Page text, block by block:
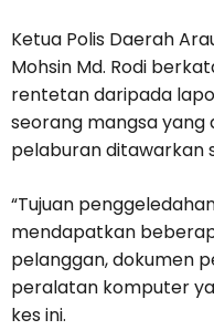
Ketua Polis Daerah
Mohsin Md. Rodi
rentetan daripada
seorang mangsa
pelaburan ditawarkan
“Tujuan
mendapatkan
pelanggan, dokumen
peralatan komputer
kes ini.